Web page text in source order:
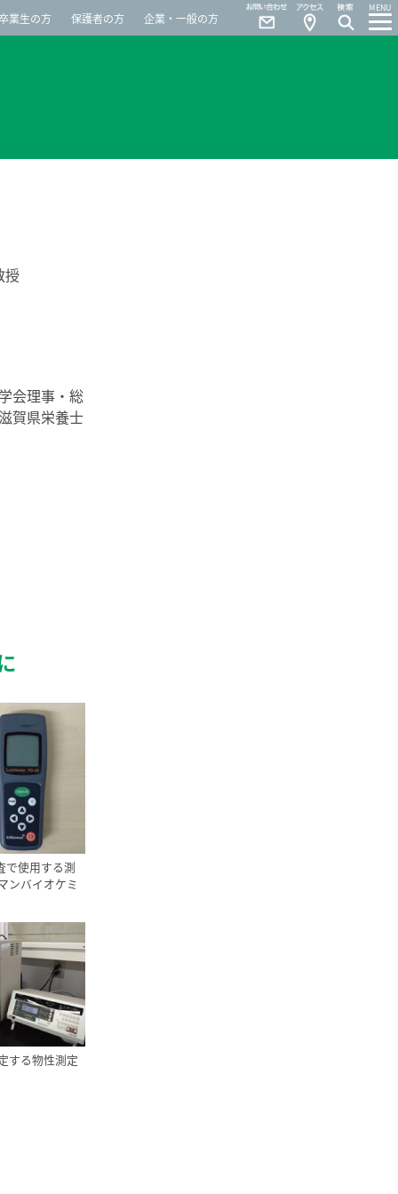
業生の方 保護者の方 企業・一般の方
MENU
Access
Contact
授
会理事・総
賀県栄養士
で使用する測
ンバイオケミ
する物性測定